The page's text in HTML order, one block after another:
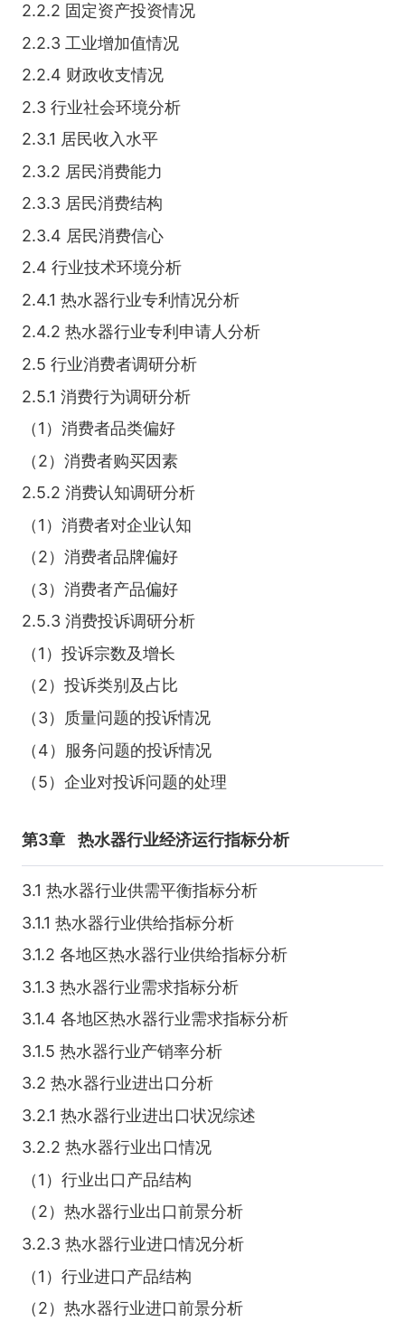
2.2.2 固定资产投资情况
2.2.3 工业增加值情况
2.2.4 财政收支情况
2.3 行业社会环境分析
2.3.1 居民收入水平
2.3.2 居民消费能力
2.3.3 居民消费结构
2.3.4 居民消费信心
2.4 行业技术环境分析
2.4.1 热水器行业专利情况分析
2.4.2 热水器行业专利申请人分析
2.5 行业消费者调研分析
2.5.1 消费行为调研分析
（1）消费者品类偏好
（2）消费者购买因素
2.5.2 消费认知调研分析
（1）消费者对企业认知
（2）消费者品牌偏好
（3）消费者产品偏好
2.5.3 消费投诉调研分析
（1）投诉宗数及增长
（2）投诉类别及占比
（3）质量问题的投诉情况
（4）服务问题的投诉情况
（5）企业对投诉问题的处理
第3章 热水器行业经济运行指标分析
3.1 热水器行业供需平衡指标分析
3.1.1 热水器行业供给指标分析
3.1.2 各地区热水器行业供给指标分析
3.1.3 热水器行业需求指标分析
3.1.4 各地区热水器行业需求指标分析
3.1.5 热水器行业产销率分析
3.2 热水器行业进出口分析
3.2.1 热水器行业进出口状况综述
3.2.2 热水器行业出口情况
（1）行业出口产品结构
（2）热水器行业出口前景分析
3.2.3 热水器行业进口情况分析
（1）行业进口产品结构
（2）热水器行业进口前景分析